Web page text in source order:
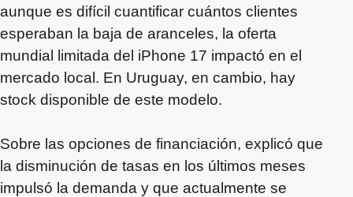
aunque es difícil cuantificar cuántos clientes
esperaban la baja de aranceles, la oferta
mundial limitada del iPhone 17 impactó en el
mercado local. En Uruguay, en cambio, hay
stock disponible de este modelo.
Sobre las opciones de financiación, explicó que
la disminución de tasas en los últimos meses
impulsó la demanda y que actualmente se